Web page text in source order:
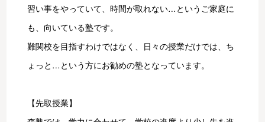
習い事をやっていて、時間が取れない…というご家庭に
も、向いている塾です。
難関校を目指すわけではなく、日々の授業だけでは、ち
ょっと…という方にお勧めの塾となっています。
【先取授業】